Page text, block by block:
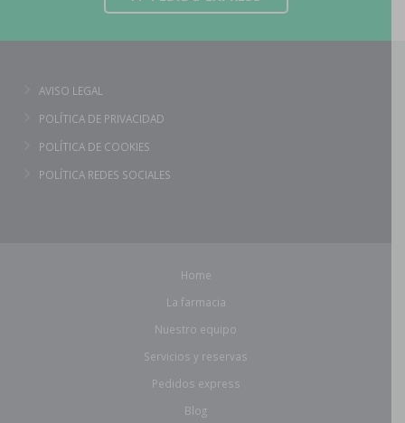
AVISO LEGAL
POLÍTICA DE PRIVACIDAD
POLÍTICA DE COOKIES
POLÍTICA REDES SOCIALES
Home
La farmacia
Nuestro equipo
Servicios y reservas
Pedidos express
Blog